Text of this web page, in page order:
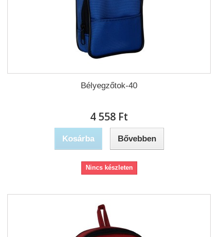
Bélyegzőtok-40
4 558 Ft‎
Kosárba Bővebben
Nincs készleten